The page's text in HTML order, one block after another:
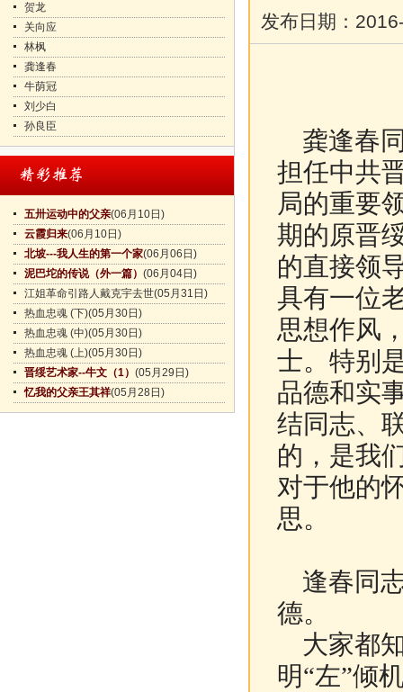
贺龙
关向应
林枫
龚逢春
牛荫冠
刘少白
孙良臣
五卅运动中的父亲(06月10日)
云霞归来(06月10日)
北坡---我人生的第一个家(06月06日)
泥巴坨的传说（外一篇） (06月04日)
江姐革命引路人戴克宇去世(05月31日)
热血忠魂 (下)(05月30日)
热血忠魂 (中)(05月30日)
热血忠魂 (上)(05月30日)
晋绥艺术家--牛文（1） (05月29日)
忆我的父亲王其祥(05月28日)
发布日期：
龚逢春
担任中共
局的重要
期的原晋
的直接领
具有一位
思想作风
士。特别
品德和实
结同志、
的，是我
对于他的
思。
逢春同
德。
大家都
明“左”倾